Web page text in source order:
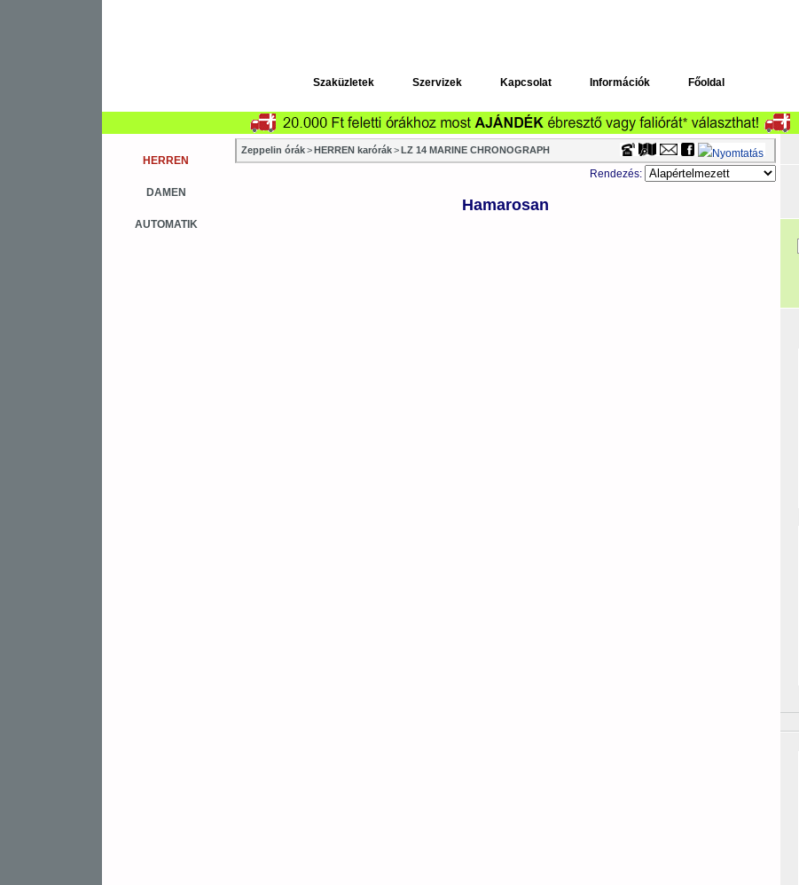
Szaküzletek Szervizek Kapcsolat Információk Főoldal
HERREN
DAMEN
AUTOMATIK
Zeppelin órák > HERREN karórák > LZ 14 MARINE CHRONOGRAPH
Rendezés:
Hamarosan